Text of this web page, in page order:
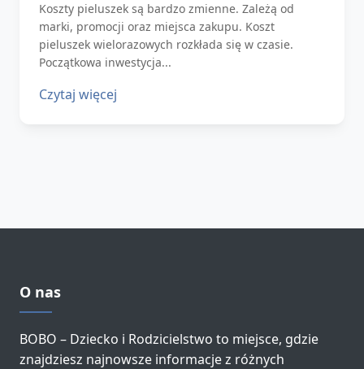
Koszty pieluszek są bardzo zmienne. Zależą od
marki, promocji oraz miejsca zakupu. Koszt
pieluszek wielorazowych rozkłada się w czasie.
Początkowa inwestycja...
Czytaj więcej
O nas
BOBO – Dziecko i Rodzicielstwo to miejsce, gdzie
znajdziesz najnowsze informacje z różnych